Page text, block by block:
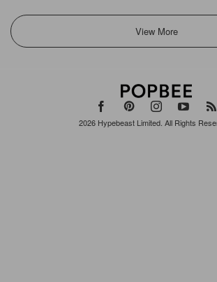
View More
2026 Hypebeast Limited . All Rights